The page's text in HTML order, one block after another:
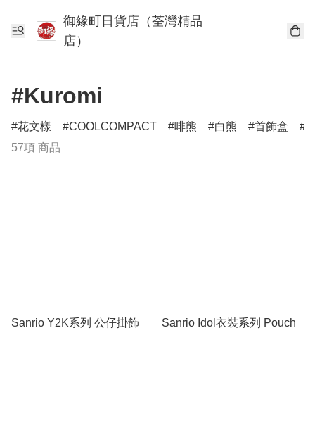
御緣町日貨店（荃灣精品
店）
#Kuromi
花文樣 COOLCOMPACT 啡熊 白熊 首飾盒
57項 商品
Sanrio Y2K系列 公仔掛飾 Sanrio Idol衣裝系列 Pouch